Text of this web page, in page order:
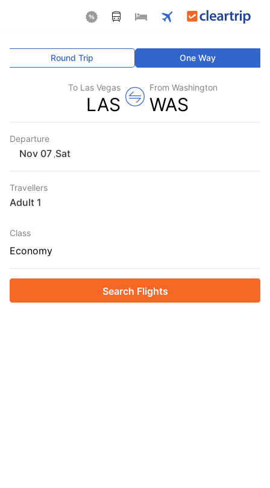
One Way
Round Trip
From Washington
WAS
To Las Vegas
LAS
Departure
Sat
Travellers
1 Adult
Class
Economy